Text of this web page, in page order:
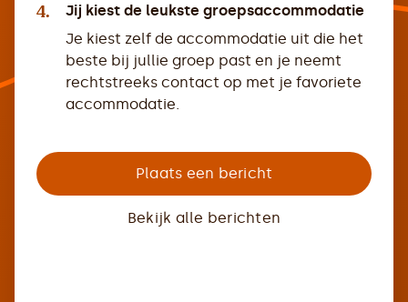
4.
Jij kiest de leukste groepsaccommodatie
Je kiest zelf de accommodatie uit die het
beste bij jullie groep past en je neemt
rechtstreeks contact op met je favoriete
accommodatie.
Plaats een bericht
Bekijk alle berichten